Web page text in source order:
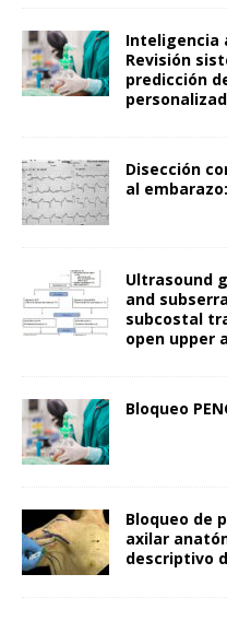
Inteligencia
Revisión
predicción
Disección
al
Ultrasound
and
subcostal
open upper
Bloqueo
Bloqueo de
axilar
descriptivo